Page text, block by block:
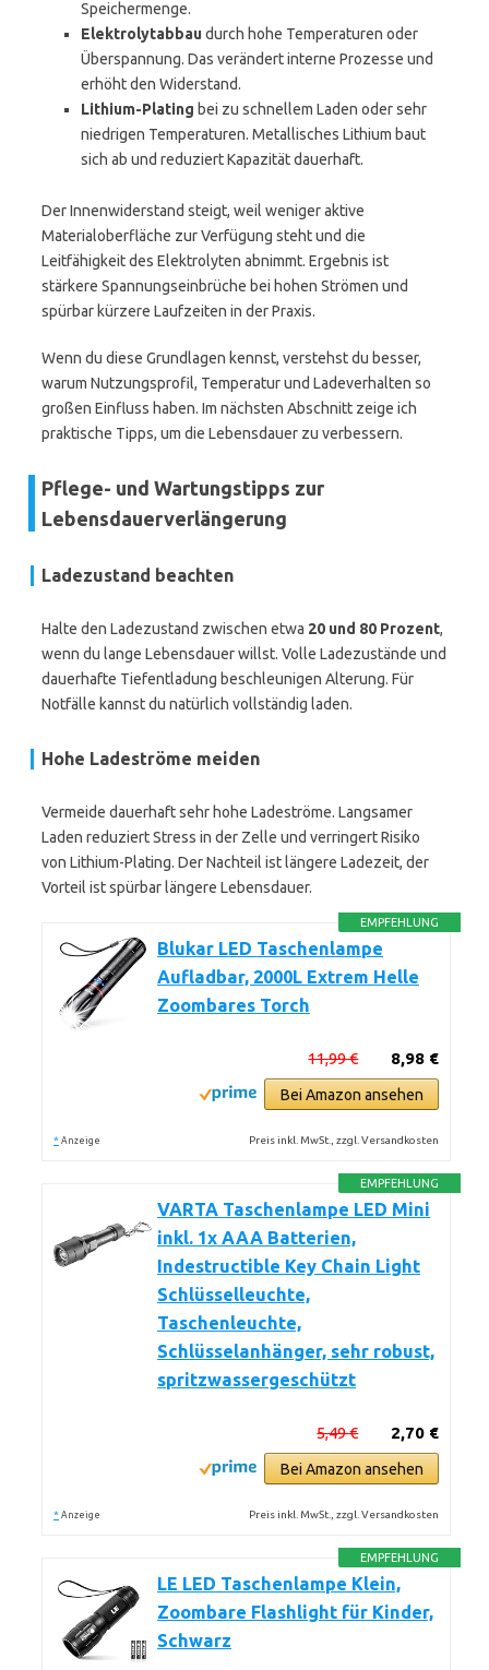
Speichermenge.
Elektrolytabbaudurch hohe Temperaturen oder
Überspannung. Das verändert interne Prozesse und
erhöht den Widerstand.
Lithium-Plating bei zu schnellem Laden oder sehr
niedrigen Temperaturen. Metallisches Lithium baut
sich ab und reduziert Kapazität dauerhaft.
Der Innenwiderstand steigt, weil weniger aktive
Materialoberfläche zur Verfügung steht und die
Leitfähigkeit des Elektrolyten abnimmt. Ergebnis ist
stärkere Spannungseinbrüche bei hohen Strömen und
spürbar kürzere Laufzeiten in der Praxis.
Wenn du diese Grundlagen kennst, verstehst du besser,
warum Nutzungsprofil, Temperatur und Ladeverhalten so
großen Einfluss haben. Im nächsten Abschnitt zeige ich
praktische Tipps, um die Lebensdauer zu verbessern.
Pflege- und Wartungstipps zur
Lebensdauerverlängerung
Ladezustand beachten
Halte den Ladezustand zwischen etwa 20 und 80 Prozent,
wenn du lange Lebensdauer willst. Volle Ladezustände und
dauerhafte Tiefentladung beschleunigen Alterung. Für
Notfälle kannst du natürlich vollständig laden.
Hohe Ladeströme meiden
Vermeide dauerhaft sehr hohe Ladeströme. Langsamer
Laden reduziert Stress in der Zelle und verringert Risiko
von Lithium-Plating. Der Nachteil ist längere Ladezeit, der
Vorteil ist spürbar längere Lebensdauer.
EMPFEHLUNG
Blukar LED Taschenlampe
Aufladbar, 2000L Extrem Helle
Zoombares Torch
8,98 €
11,99 €
Bei Amazon ansehen
* Anzeige Preis inkl. MwSt., zzgl. Versandkosten
EMPFEHLUNG
VARTA Taschenlampe LED Mini
inkl. 1x AAA Batterien,
Indestructible Key Chain Light
Schlüsselleuchte,
Taschenleuchte,
Schlüsselanhänger, sehr robust,
spritzwassergeschützt
2,70 €
5,49 €
Bei Amazon ansehen
* Anzeige Preis inkl. MwSt., zzgl. Versandkosten
EMPFEHLUNG
LE LED Taschenlampe Klein,
Zoombare Flashlight für Kinder,
Schwarz